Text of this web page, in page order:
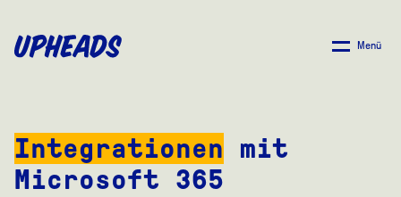
SPRINGEN
Menü
Integrationen mit
Microsoft 365